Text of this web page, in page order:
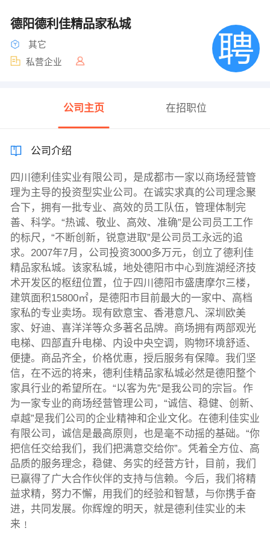
德阳德利佳精品家私城
其它
私营企业
公司主页 在招职位
公司介绍
四川德利佳实业有限公司，是成都市一家以商场经营管
理为主导的投资型实业公司。在诚实求真的公司理念聚
合下，拥有一批专业、高效的员工队伍，管理体制完
善、科学。“热诚、敬业、高效、准确”是公司员工工作
的标尺，“不断创新，锐意进取”是公司员工永远的追
求。2007年7月，公司投资3000多万元，创立了德利佳
精品家私城。该家私城，地处德阳市中心到旌湖经济技
术开发区的枢纽位置，位于四川德阳市盛唐摩尔三楼，
建筑面积15800㎡，是德阳市目前最大的一家中、高档
家私的专业卖场。现有欧意宝、香港意凡、深圳欧美
家、好迪、喜洋洋等众多著名品牌。商场拥有两部观光
电梯、四部直升电梯、内设中央空调，购物环境舒适、
便捷。商品齐全，价格优惠，授后服务有保障。我们坚
信，在不远的将来，德利佳精品家私城必然是德阳整个
家具行业的希望所在。“以客为先”是我公司的宗旨。作
为一家专业的商场经营管理公司，“诚信、稳健、创新、
卓越”是我们公司的企业精神和企业文化。在德利佳实业
有限公司，诚信是最高原则，也是毫不动摇的基础。“你
把信任交给我们，我们把满意交给你”。凭着全方位、高
品质的服务理念，稳健、务实的经营方针，目前，我们
已赢得了广大合作伙伴的支持与信赖。今后，我们将精
益求精，努力不懈，用我们的经验和智慧，与你携手奋
进，共同发展。你辉煌的明天，就是德利佳实业的未
来﹗